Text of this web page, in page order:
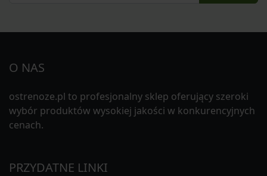
O NAS
ostrenoze.pl to profesjonalny sklep oferujący szeroki
wybór produktów wysokiej jakości w konkurencyjnych
cenach.
PRZYDATNE LINKI